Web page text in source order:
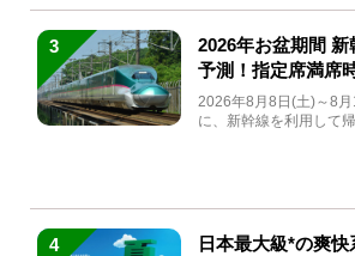
3
2026年お盆期間
予測！指定席満席
急券も解説
2026年8月8日(土)～8
に、新幹線を利用して
4
日本最大級*の爽